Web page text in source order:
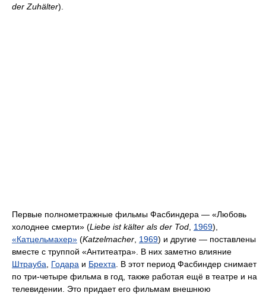
der Zuhälter).
Первые полнометражные фильмы Фасбиндера — «Любовь
холоднее смерти» (Liebe ist kälter als der Tod 1969),
«Катцельмахер» (Katzelmacher 1969) и другие — поставлены
вместе с труппой «Антитеатра». В них заметно влияние
Штрауба
Годара и Брехта . В этот период Фасбиндер снимает
по три-четыре фильма в год, также работая ещё в театре и на
телевидении. Это придает его фильмам внешнюю